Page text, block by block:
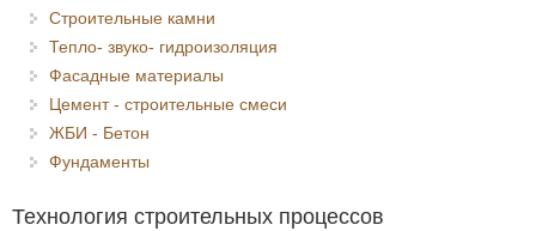
Строительные камни
Тепло- звуко- гидроизоляция
Фасадные материалы
Цемент - строительные смеси
ЖБИ - Бетон
Фундаменты
Технология строительных процессов